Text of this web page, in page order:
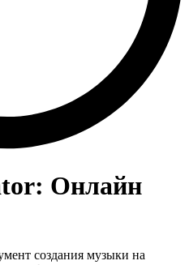
Онлайн
создания музыки на